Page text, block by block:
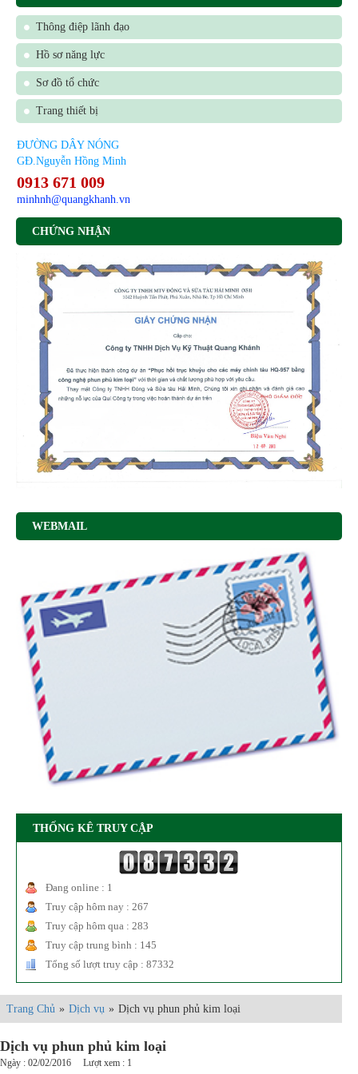
Thông điệp lãnh đạo
Hồ sơ năng lực
Sơ đồ tổ chức
Trang thiết bị
ĐƯỜNG DÂY NÓNG
GĐ.Nguyễn Hồng Minh
0913 671 009
minhnh@quangkhanh.vn
CHỨNG NHẬN
WEBMAIL
THỐNG KÊ TRUY CẬP
Đang online : 1
Truy cập hôm nay : 267
Truy cập hôm qua : 283
Truy cập trung bình : 145
Tổng số lượt truy cập : 87332
Trang Chủ » Dịch vụ » Dịch vụ phun phủ kim loại
Dịch vụ phun phủ kim loại
Ngày : 02/02/2016 Lượt xem : 1